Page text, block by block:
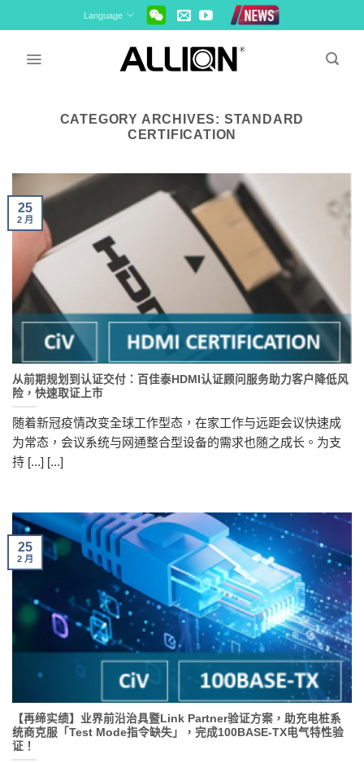
to
Language
CATEGORY ARCHIVES: STANDARD
CERTIFICATION
从前期规划到认证交付：百佳泰HDMI认证顾问服务助力客户降低风
险，快速取证上市
随着新冠疫情改变全球工作型态，在家工作与远距会议快速成
为常态，会议系统与网通整合型设备的需求也随之成长。为支
持 [...] [...]
25
2 月
【再缔实绩】业界前沿治具暨Link Partner验证方案，助充电桩系
统商克服「Test Mode指令缺失」，完成100BASE-TX电气特性验
证！
25
2 月